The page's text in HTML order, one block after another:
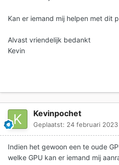
Kan er iemand mij helpen met dit
Alvast vriendelijk bedankt
Kevin
Kevinpochet
Geplaatst: 24 februari 2023
Indien het gewoon een te oude
welke GPU kan er iemand mij